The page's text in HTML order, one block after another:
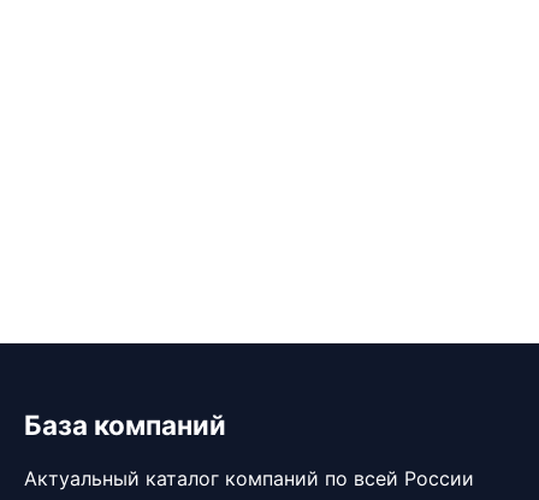
База компаний
Актуальный каталог компаний по всей России